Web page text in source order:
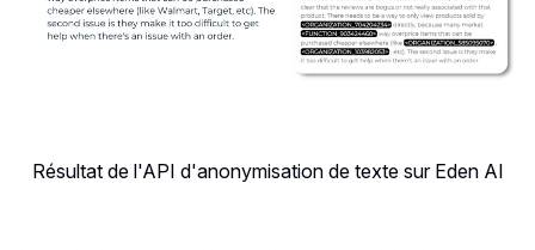
Résultat de l'API d'anonymisation de texte sur Eden AI